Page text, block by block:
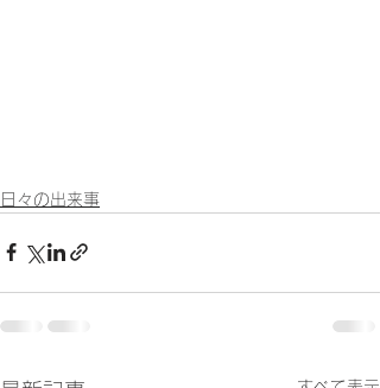
日々の出来事